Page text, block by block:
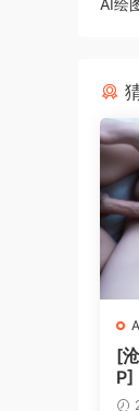
AI绘
[
P]